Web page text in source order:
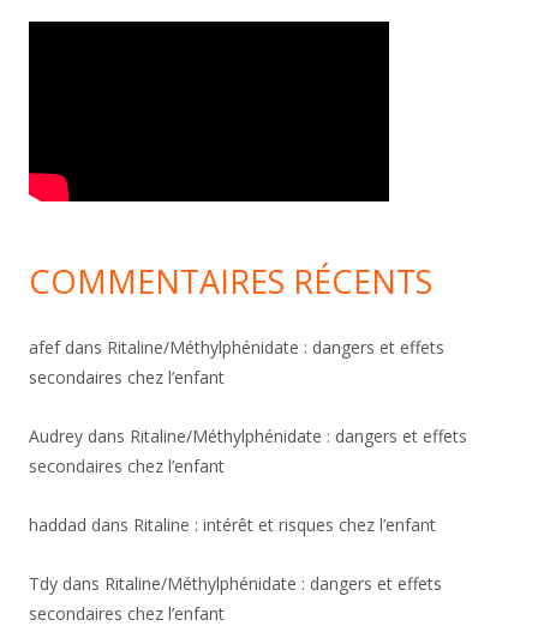
COMMENTAIRES RÉCENTS
afefdans Ritaline/Méthylphénidate : dangers et effets
secondaires chez l’enfant
Audrey dans Ritaline/Méthylphénidate : dangers et effets
secondaires chez l’enfant
haddad dans Ritaline : intérêt et risques chez l’enfant
Tdy dans Ritaline/Méthylphénidate : dangers et effets
secondaires chez l’enfant